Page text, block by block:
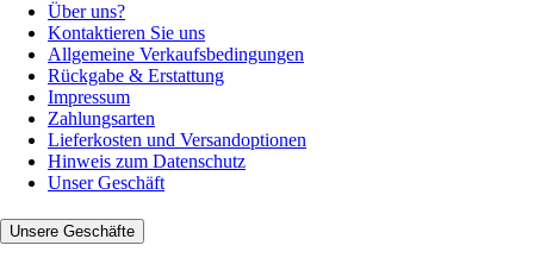
Über uns?
Kontaktieren Sie uns
Allgemeine Verkaufsbedingungen
Rückgabe & Erstattung
Impressum
Zahlungsarten
Lieferkosten und Versandoptionen
Hinweis zum Datenschutz
Unser Geschäft
Unsere Geschäfte